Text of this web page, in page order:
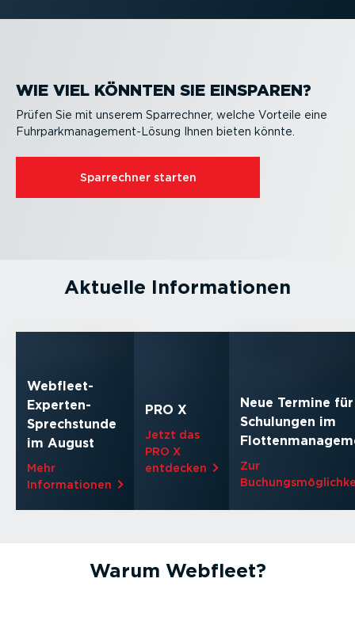
WIE VIEL KÖNNTEN SIE EINSPAREN?
Prüfen Sie mit unserem Sparrechner, welche Vorteile eine
Fuhrpark­management-Lösung Ihnen bieten könnte.
Sparrechner starten
Aktuelle Infor­ma­tionen
Webfleet-
Experten-
Sprechstunde
im August
Mehr
Informationen⁠
PRO X
Jetzt das
PRO X
entdecken⁠
Neue Termine für
Schulungen im
Zur
Warum Webfleet?